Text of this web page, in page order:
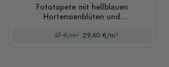
Fototapete mit hellblauen
Hortensienblüten und
37 €/m² 29,60 €/m²